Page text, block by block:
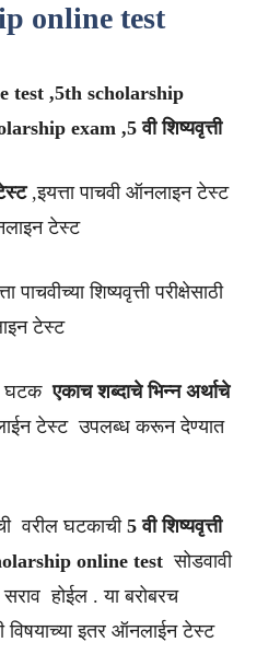
online test
test ,5th scholarship
exam ,5 वी शिष्यवृत्ती
,इयत्ता पाचवी ऑनलाइन टेस्ट
टेस्ट
शिष्यवृत्ती परीक्षेसाठी
टेस्ट
घटकएकाच शब्दाचे भिन्न अर्थाचे
टेस्ट उपलब्ध करून देण्यात
वरील घटकाची 5 वी शिष्यवृत्ती
online test सोडवावी
होईल . या बरोबरच
विषयाच्या इतर ऑनलाईन टेस्ट